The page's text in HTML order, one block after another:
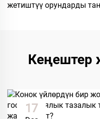
жетиштүү орундарды
Кеңештер
17